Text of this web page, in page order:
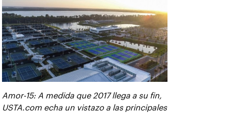
Amor-15: A medida que 2017 llega a su fin,
USTA.com echa un vistazo a las principales